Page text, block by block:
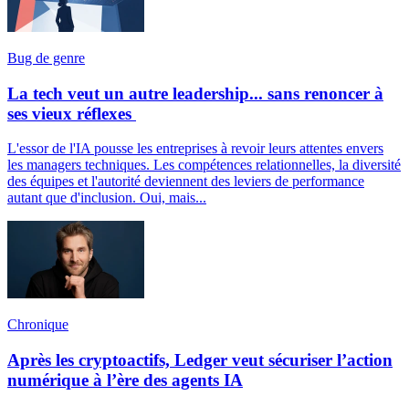
Bug de genre
La tech veut un autre leadership... sans renoncer à
ses vieux réflexes
L'essor de l'IA pousse les entreprises à revoir leurs attentes envers
les managers techniques. Les compétences relationnelles, la diversité
des équipes et l'autorité deviennent des leviers de performance
autant que d'inclusion. Oui, mais...
Chronique
Après les cryptoactifs, Ledger veut sécuriser l’action
numérique à l’ère des agents IA